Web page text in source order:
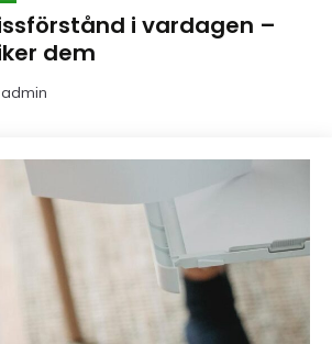
i vardagen –
dem
admin